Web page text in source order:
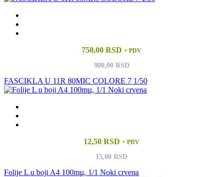
750,00 RSD + PDV
900,00 RSD
FASCIKLA U 11R 80MIC COLORE 7 1/50
12,50 RSD + PDV
15,00 RSD
Folije L u boji A4 100mµ, 1/1 Noki crvena